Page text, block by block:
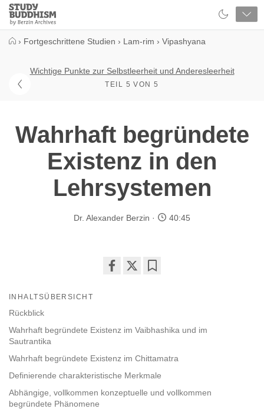
Close
Study
Buddhism
› Fortgeschrittene Studien › Lam-rim › Vipashyana
Wichtige Punkte zur Selbstleerheit und Anderesleerheit
TEIL 5 VON 5
Wahrhaft begründete
Existenz in den
Lehrsystemen
Dr. Alexander Berzin 40:45
INHALTSÜBERSICHT
Rückblick
Wahrhaft begründete Existenz im Vaibhashika und im
Sautrantika
Wahrhaft begründete Existenz im Chittamatra
Definierende charakteristische Merkmale
Abhängige, vollkommen konzeptuelle und vollkommen
begründete Phänomene